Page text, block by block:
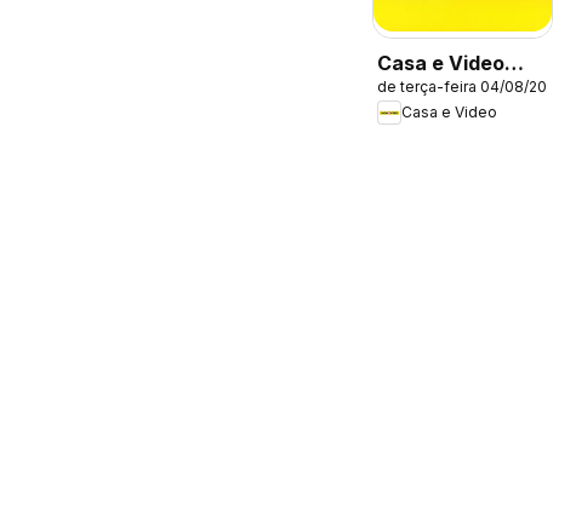
Casa e Video
ofertas
de terça-feira 04/08/2026
Casa e Video